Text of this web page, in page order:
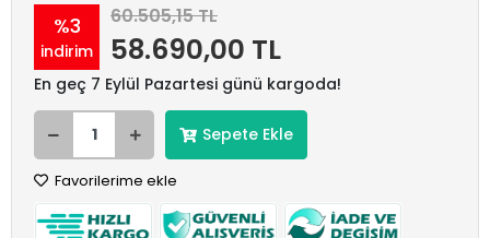
%3
indirim
60.505,15 TL
58.690,00 TL
En geç 7 Eylül Pazartesi günü kargoda!
Sepete Ekle
Favorilerime ekle